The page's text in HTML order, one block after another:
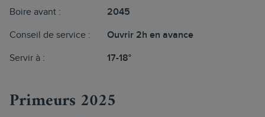
Boire avant : 2045
Conseil de service : Ouvrir 2h en avance
Servir à : 17-18°
Primeurs 2025